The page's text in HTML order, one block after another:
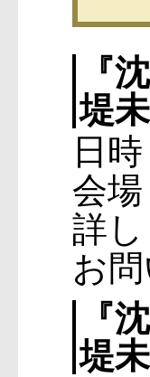
『
堤
日
会
詳
お
『
堤